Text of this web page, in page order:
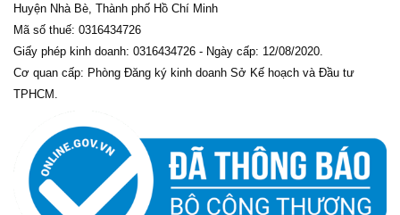
Huyện Nhà Bè, Thành phố Hồ Chí Minh
Mã số thuế: 0316434726
Giấy phép kinh doanh: 0316434726 - Ngày cấp: 12/08/2020.
Cơ quan cấp: Phòng Đăng ký kinh doanh Sở Kế hoạch và Đầu tư
TPHCM.